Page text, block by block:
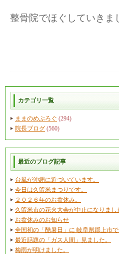
整骨院でほぐしていきま
カテゴリ一覧
ままのめぶろぐ (294)
院長ブログ (560)
最近のブログ記事
台風が沖縄に近づいています。
今日は久留米まつりです。
２０２６年のお盆休み。
久留米市の花火大会が中止になりまし
お盆休みのお知らせ
全国初の「酷暑日」に 岐阜県郡上市
最近話題の「ガス人間」見ました。
梅雨が明けました。